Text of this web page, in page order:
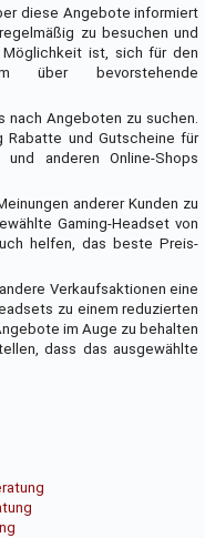
diese Angebote informiert
zu besuchen und
ist, sich für den
über bevorstehende
nach Angeboten zu suchen.
Rabatte und Gutscheine für
anderen Online-Shops
anderer Kunden zu
Gaming-Headset von
helfen, das beste Preis-
Verkaufsaktionen eine
zu einem reduzierten
im Auge zu behalten
dass das ausgewählte